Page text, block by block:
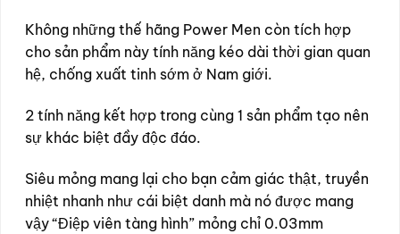
Không những thế hãng Power Men còn tích hợp
cho sản phẩm này tính năng kéo dài thời gian quan
hệ, chống xuất tinh sớm ở Nam giới.
2 tính năng kết hợp trong cùng 1 sản phẩm tạo nên
sự khác biệt đầy độc đáo.
Siêu mỏng mang lại cho bạn cảm giác thật, truyền
nhiệt nhanh như cái biệt danh mà nó được mang
vậy “Điệp viên tàng hình” mỏng chỉ 0.03mm